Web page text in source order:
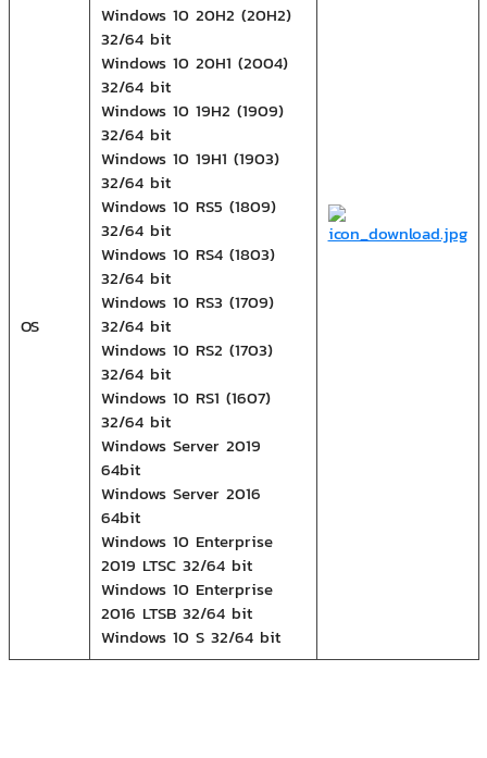
OS
Windows 10 20H2 (20H2)
32/64 bit
Windows 10 20H1 (2004)
32/64 bit
Windows 10 19H2 (1909)
32/64 bit
Windows 10 19H1 (1903)
32/64 bit
Windows 10 RS5 (1809)
32/64 bit
Windows 10 RS4 (1803)
32/64 bit
Windows 10 RS3 (1709)
32/64 bit
Windows 10 RS2 (1703)
32/64 bit
Windows 10 RS1 (1607)
32/64 bit
Windows Server 2019
64bit
Windows Server 2016
64bit
Windows 10 Enterprise
2019 LTSC 32/64 bit
Windows 10 Enterprise
2016 LTSB 32/64 bit
Windows 10 S 32/64 bit